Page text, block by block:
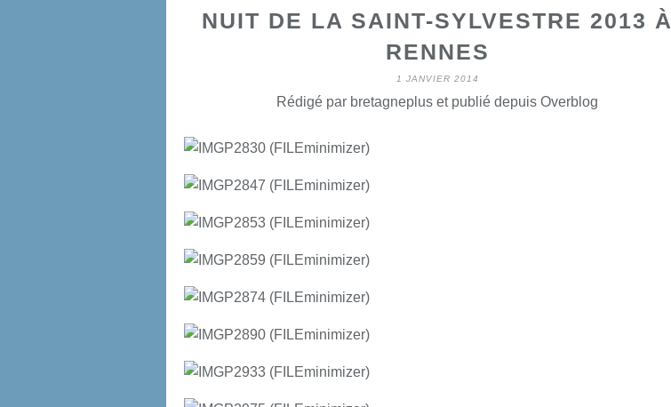
NUIT DE LA SAINT-SYLVESTRE 2013 À
RENNES
1 JANVIER 2014
Rédigé par bretagneplus et publié depuis Overblog